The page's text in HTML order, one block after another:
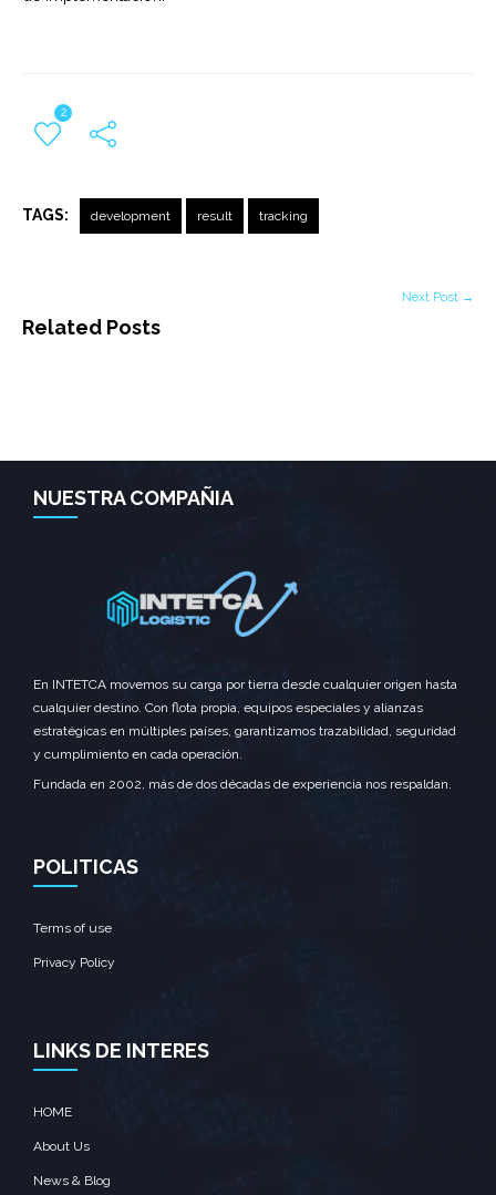
2
TAGS: development result tracking
Related Posts
Next Post →
NUESTRA COMPAÑIA
En INTETCA movemos su carga por tierra desde cualquier origen hasta
cualquier destino. Con flota propia, equipos especiales y alianzas
estratégicas en múltiples países, garantizamos trazabilidad, seguridad
y cumplimiento en cada operación.
Fundada en 2002, más de dos décadas de experiencia nos respaldan.
POLITICAS
Terms of use
Privacy Policy
LINKS DE INTERES
HOME
About Us
News & Blog